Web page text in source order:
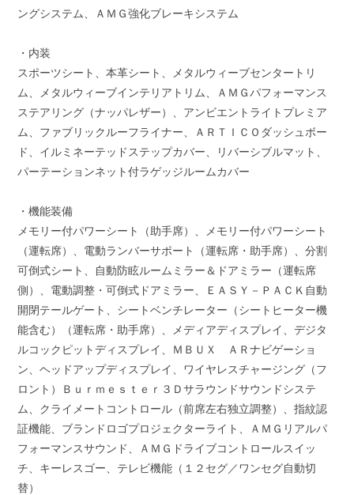
ングシステム、ＡＭＧ強化ブレーキシステム
・内装
スポーツシート、本革シート、メタルウィーブセンタートリ
ム、メタルウィーブインテリアトリム、ＡＭＧパフォーマンス
ステアリング（ナッパレザー）、アンビエントライトプレミア
ム、ファブリックルーフライナー、ＡＲＴＩＣＯダッシュボー
ド、イルミネーテッドステップカバー、リバーシブルマット、
パーテーションネット付ラゲッジルームカバー
・機能装備
メモリー付パワーシート（助手席）、メモリー付パワーシート
（運転席）、電動ランバーサポート（運転席・助手席）、分割
可倒式シート、自動防眩ルームミラー＆ドアミラー（運転席
側）、電動調整・可倒式ドアミラー、ＥＡＳＹ－ＰＡＣＫ自動
開閉テールゲート、シートベンチレーター（シートヒーター機
能含む）（運転席・助手席）、メディアディスプレイ、デジタ
ルコックピットディスプレイ、ＭＢＵＸ ＡＲナビゲーショ
ン、ヘッドアップディスプレイ、ワイヤレスチャージング（フ
ロント）Ｂｕｒｍｅｓｔｅｒ３Ｄサラウンドサウンドシステ
ム、クライメートコントロール（前席左右独立調整）、指紋認
証機能、ブランドロゴプロジェクターライト、ＡＭＧリアルパ
フォーマンスサウンド、ＡＭＧドライブコントロールスイッ
チ、キーレスゴー、テレビ機能（１２セグ／ワンセグ自動切
替）